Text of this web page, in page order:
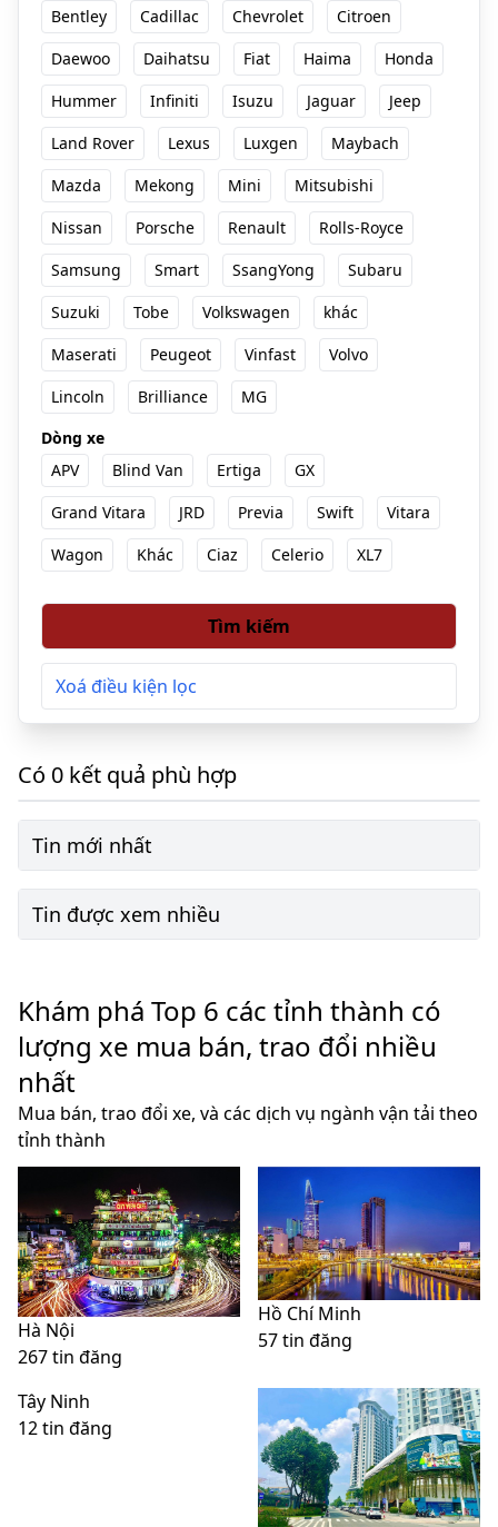
Bentley
Cadillac Chevrolet
Citroen
Daewoo
Daihatsu Fiat Haima
Honda
Hummer
Infiniti Isuzu Jaguar
Jeep
Land Rover
Lexus Luxgen
Maybach
Mazda
Mekong Mini
Mitsubishi
Nissan
Porsche Renault
Rolls-Royce
Samsung
Smart SsangYong
Subaru
Suzuki
Tobe Volkswagen
khác
Maserati
Peugeot Vinfast
Volvo
Lincoln
Brilliance
MG
Dòng xe
APV
Blind Van Ertiga
GX
Grand Vitara
JRD Previa Swift
Vitara
Wagon
Khác Ciaz Celerio XL7
Tìm kiếm
Xoá điều kiện lọc
Có 0 kết quả phù hợp
Tin mới nhất
Tin được xem nhiều
Khám phá Top 6 các tỉnh thành có
lượng xe mua bán, trao đổi nhiều
nhất
Mua bán, trao đổi xe, và các dịch vụ ngành vận tải theo
tỉnh thành
Hà Nội
267 tin đăng
Hồ Chí Minh
57 tin đăng
Tây Ninh
12 tin đăng